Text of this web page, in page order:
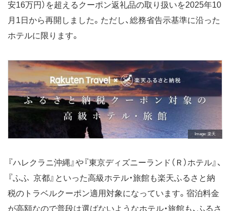
安16万円）を超えるクーポン返礼品の取り扱いを2025年10
月1日から再開しました。ただし、総務省告示基準に沿った
ホテルに限ります。
Image 楽天
『ハレクラニ沖縄』や『東京ディズニーランド（Ｒ）ホテル』、
『ふふ 京都』といった高級ホテル・旅館も楽天ふるさと納
税のトラベルクーポン適用対象になっています。宿泊料金
が高額なので普段は選ばないようなホテル・旅館も、ふるさ